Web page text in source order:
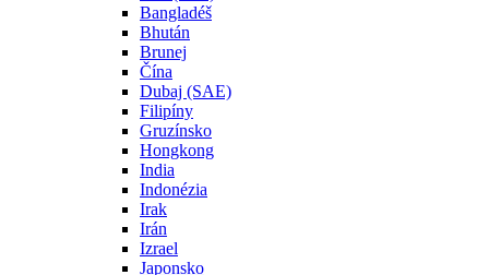
Bangladéš
Bhután
Brunej
Čína
Dubaj (SAE)
Filipíny
Gruzínsko
Hongkong
India
Indonézia
Irak
Irán
Izrael
Japonsko